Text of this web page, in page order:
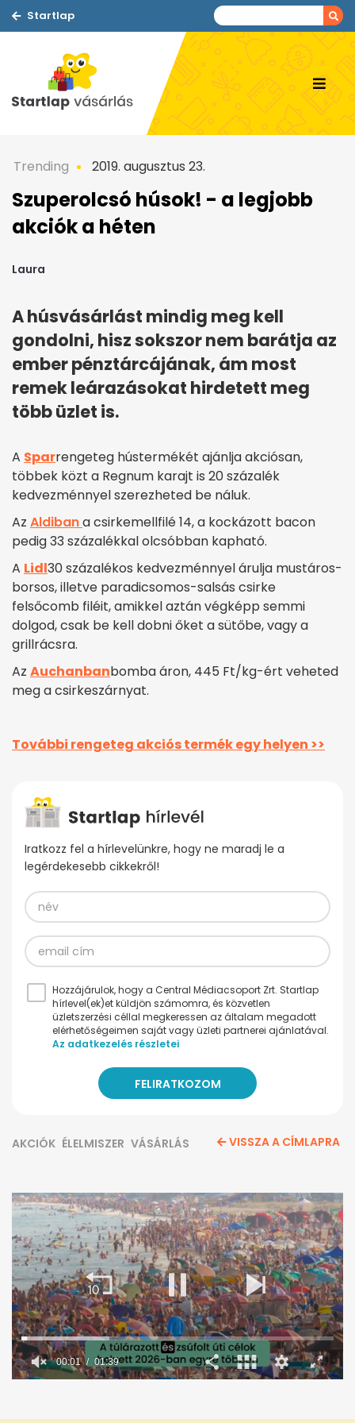
Startlap
Trending 2019. augusztus 23.
Szuperolcsó húsok! - a legjobb
akciók a héten
Laura
A húsvásárlást mindig meg kell
gondolni, hisz sokszor nem barátja az
ember pénztárcájának, ám most
remek leárazásokat hirdetett meg
több üzlet is.
A Sparrengeteg hústermékét ajánlja akciósan,
többek közt a Regnum karajt is 20 százalék
kedvezménnyel szerezheted be náluk.
Az Aldibana csirkemellfilé 14, a kockázott bacon
pedig 33 százalékkal olcsóbban kapható.
A Lidl30 százalékos kedvezménnyel árulja mustáros-
borsos, illetve paradicsomos-salsás csirke
felsőcomb filéit, amikkel aztán végképp semmi
dolgod, csak be kell dobni őket a sütőbe, vagy a
grillrácsra.
Az Auchanbanbomba áron, 445 Ft/kg-ért veheted
meg a csirkeszárnyat.
További rengeteg akciós termék egy helyen >>
Iratkozz fel a hírlevelünkre, hogy ne maradj le a
legérdekesebb cikkekről!
Hozzájárulok, hogy a Central Médiacsoport Zrt. Startlap
hírlevel(ek)et küldjön számomra, és közvetlen
üzletszerzési céllal megkeressen az általam megadott
elérhetőségeimen saját vagy üzleti partnerei ajánlatával.
Az adatkezelés részletei
AKCIÓK ÉLELMISZER VÁSÁRLÁS VISSZA A CÍMLAPRA
00:02 01:39